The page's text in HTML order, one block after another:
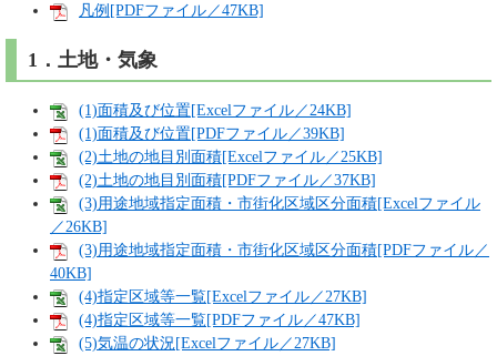
凡例[PDFファイル／47KB]
1．土地・気象
(1)面積及び位置[Excelファイル／24KB]
(1)面積及び位置[PDFファイル／39KB]
(2)土地の地目別面積[Excelファイル／25KB]
(2)土地の地目別面積[PDFファイル／37KB]
(3)用途地域指定面積・市街化区域区分面積[Excelファイル
／26KB]
(3)用途地域指定面積・市街化区域区分面積[PDFファイル／
40KB]
(4)指定区域等一覧[Excelファイル／27KB]
(4)指定区域等一覧[PDFファイル／47KB]
(5)気温の状況[Excelファイル／27KB]